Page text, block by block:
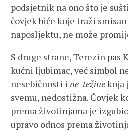
podsjetnik na ono što je
čovjek biće koje traži
naposljektu, ne može
S druge strane, Terezin pas
kućni ljubimac, već simbol
nesebičnosti i ne-težinekoja
svemu, nedostižna. Čovjek
prema životinjama je
upravo odnos prema